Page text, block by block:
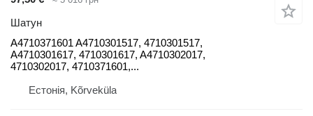
Шатун
A4710371601 A4710301517, 4710301517,
A4710301617, 4710301617, A4710302017,
4710302017, 4710371601,...
Естонія, Kõrveküla